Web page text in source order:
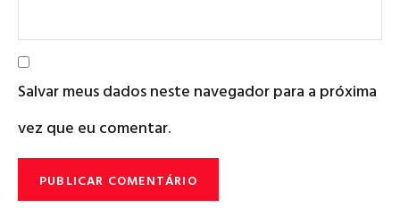
Salvar meus dados neste navegador para a próxima
vez que eu comentar.